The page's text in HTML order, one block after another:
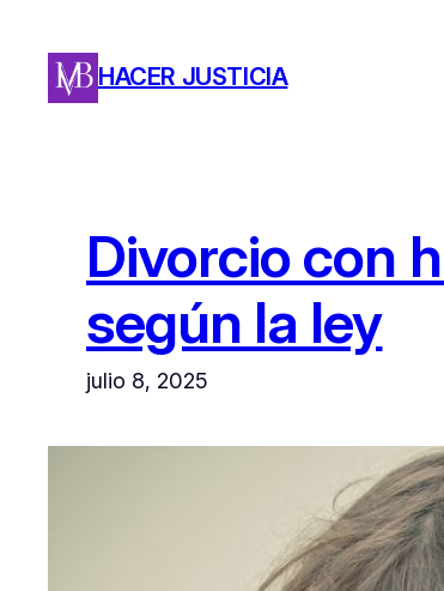
contenido
HACER JUSTICIA
Divorcio con
según la ley
julio 8, 2025